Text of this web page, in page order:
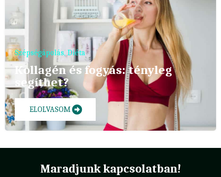
Szépségápolás, Diéta
Kollagén és fogyás: tényleg
segíthet?
ELOLVASOM
Maradjunk kapcsolatban!